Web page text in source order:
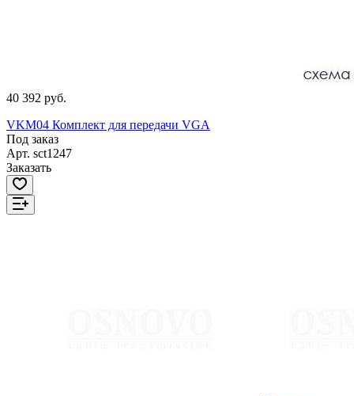
40 392 руб.
VKM04 Комплект для передачи VGA
Под заказ
Арт. sct1247
Заказать